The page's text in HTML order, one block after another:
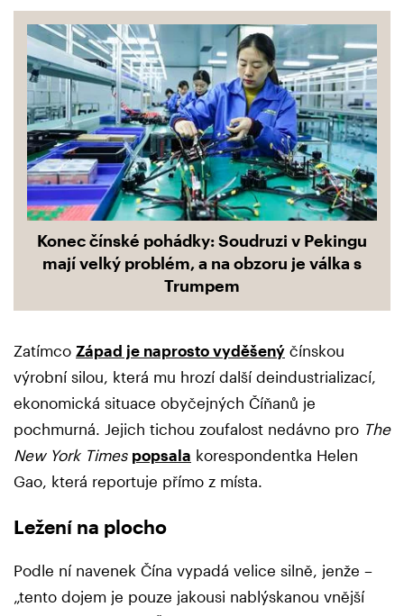
Konec čínské pohádky: Soudruzi v Pekingu
mají velký problém, a na obzoru je válka s
Trumpem
Zatímco Západ je naprosto vyděšený čínskou
výrobní silou, která mu hrozí další deindustrializací,
ekonomická situace obyčejných Číňanů je
pochmurná. Jejich tichou zoufalost nedávno pro The
New York Times popsala korespondentka Helen
Gao, která reportuje přímo z místa.
Ležení na plocho
Podle ní navenek Čína vypadá velice silně, jenže –
„tento dojem je pouze jakousi nablýskanou vnější